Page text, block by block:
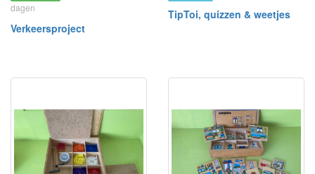
dagen
Verkeersproject
TipToi, quizzen & weetjes